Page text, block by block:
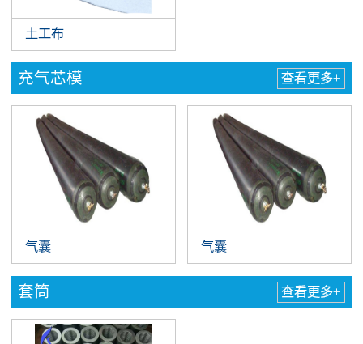
土工布
充气芯模 查看更多+
气囊 气囊
套筒 查看更多+